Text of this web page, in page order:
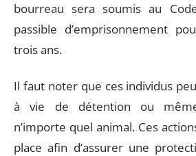
bourreau sera soumis au
passible d’emprisonnement
trois ans.
Il faut noter que ces individus
à vie de détention ou
n’importe quel animal. Ces
place afin d’assurer une